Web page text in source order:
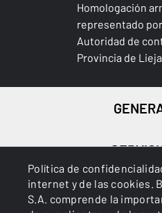
Política de
internet y de las cookies.
S.A. comprende la
Homologación
representado
Autoridad de
Provincia de Lieja